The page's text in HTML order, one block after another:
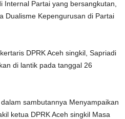
Internal Partai yang bersangkutan,
Dualisme Kepengurusan di Partai
DPRK Aceh singkil, Sapriadi
di lantik pada tanggal 26
sambutannya Menyampaikan
ketua DPRK Aceh singkil Masa